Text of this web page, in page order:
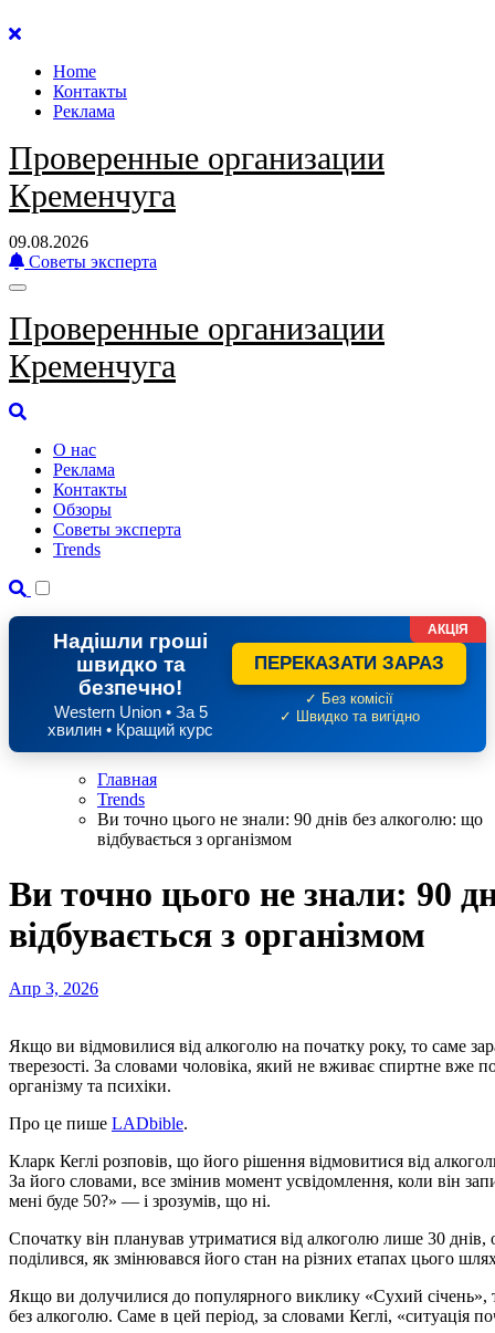
Перейти
содержанию
Home
Контакты
Реклама
Проверенные организации
Кременчуга
09.08.2026
Советы эксперта
Проверенные организации
Кременчуга
О нас
Реклама
Контакты
Обзоры
Советы эксперта
Trends
Надішли гроші
швидко та
безпечно!
Western Union • За 5
хвилин • Кращий курс
ПЕРЕКАЗАТИ ЗАРАЗ
✓ Без комісії
✓ Швидко та вигідно
АКЦІЯ
Главная
Trends
Ви точно цього не знали: 90 днів без алкоголю: що
відбувається з організмом
Ви точно цього не знали: 90
відбувається з організмом
Апр 3, 2026
Якщо ви відмовилися від алкоголю на початку року, то саме зараз могли досягти важливої позначки — 90 днів
тверезості. За словами чоловіка, який не вживає спиртне вже
організму та психіки.
Про це пише LADbible.
Кларк Кеглі розповів, що його рішення відмовитися від
За його словами, все змінив момент усвідомлення, коли він
мені буде 50?» — і зрозумів, що ні.
Спочатку він планував утриматися від алкоголю лише 30 днів,
поділився, як змінювався його стан на різних етапах цього
Якщо ви долучилися до популярного виклику «Сухий січень»,
без алкоголю. Саме в цей період, за словами Кеглі, «ситуація